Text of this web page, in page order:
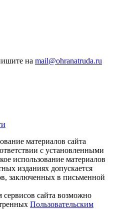
на mail@ohranatruda.ru
материалов сайта
с установленными
использование материалов
изданиях допускается
заключенных в письменной
сервисов сайта возможно
Пользовательским